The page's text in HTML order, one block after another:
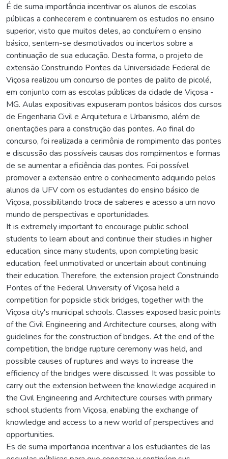
É de suma importância incentivar os alunos de escolas
públicas a conhecerem e continuarem os estudos no ensino
superior, visto que muitos deles, ao concluírem o ensino
básico, sentem-se desmotivados ou incertos sobre a
continuação de sua educação. Desta forma, o projeto de
extensão Construindo Pontes da Universidade Federal de
Viçosa realizou um concurso de pontes de palito de picolé,
em conjunto com as escolas públicas da cidade de Viçosa -
MG. Aulas expositivas expuseram pontos básicos dos cursos
de Engenharia Civil e Arquitetura e Urbanismo, além de
orientações para a construção das pontes. Ao final do
concurso, foi realizada a cerimônia de rompimento das pontes
e discussão das possíveis causas dos rompimentos e formas
de se aumentar a eficiência das pontes. Foi possível
promover a extensão entre o conhecimento adquirido pelos
alunos da UFV com os estudantes do ensino básico de
Viçosa, possibilitando troca de saberes e acesso a um novo
mundo de perspectivas e oportunidades.
It is extremely important to encourage public school
students to learn about and continue their studies in higher
education, since many students, upon completing basic
education, feel unmotivated or uncertain about continuing
their education. Therefore, the extension project Construindo
Pontes of the Federal University of Viçosa held a
competition for popsicle stick bridges, together with the
Viçosa city's municipal schools. Classes exposed basic points
of the Civil Engineering and Architecture courses, along with
guidelines for the construction of bridges. At the end of the
competition, the bridge rupture ceremony was held, and
possible causes of ruptures and ways to increase the
efficiency of the bridges were discussed. It was possible to
carry out the extension between the knowledge acquired in
the Civil Engineering and Architecture courses with primary
school students from Viçosa, enabling the exchange of
knowledge and access to a new world of perspectives and
opportunities.
Es de suma importancia incentivar a los estudiantes de las